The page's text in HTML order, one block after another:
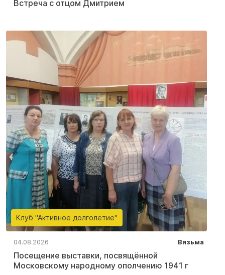
Встреча с отцом Дмитрием
Клуб "Активное долголетие"
04.08.2026 Вязьма
Посещение выставки, посвящённой
Московскому народному ополчению 1941 г